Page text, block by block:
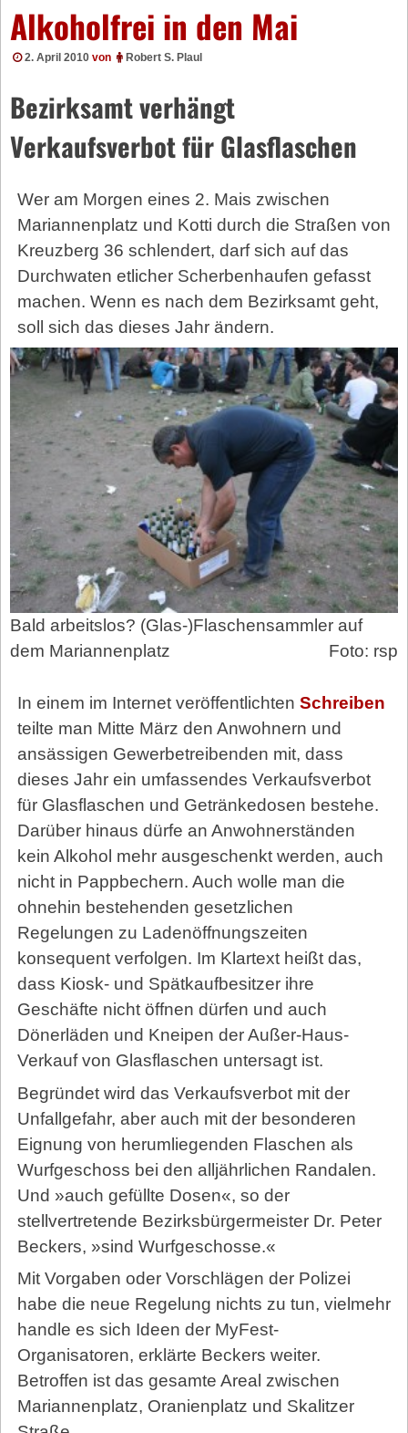
Alkoholfrei in den Mai
2. April 2010 von Robert S. Plaul
Bezirksamt verhängt
Verkaufsverbot für Glasflaschen
Wer am Morgen eines 2. Mais zwischen
Mariannenplatz und Kotti durch die Straßen von
Kreuzberg 36 schlendert, darf sich auf das
Durchwaten etlicher Scherbenhaufen gefasst
machen. Wenn es nach dem Bezirksamt geht,
soll sich das dieses Jahr ändern.
Bald arbeitslos? (Glas-)Flaschensammler auf
dem Mariannenplatz
Foto: rsp
In einem im Internet veröffentlichten Schreiben
teilte man Mitte März den Anwohnern und
ansässigen Gewerbetreibenden mit, dass
dieses Jahr ein umfassendes Verkaufsverbot
für Glasflaschen und Getränkedosen bestehe.
Darüber hinaus dürfe an Anwohnerständen
kein Alkohol mehr ausgeschenkt werden, auch
nicht in Pappbechern. Auch wolle man die
ohnehin bestehenden gesetzlichen
Regelungen zu Ladenöffnungszeiten
konsequent verfolgen. Im Klartext heißt das,
dass Kiosk- und Spätkaufbesitzer ihre
Geschäfte nicht öffnen dürfen und auch
Dönerläden und Kneipen der Außer-Haus-
Verkauf von Glasflaschen untersagt ist.
Begründet wird das Verkaufsverbot mit der
Unfallgefahr, aber auch mit der besonderen
Eignung von herumliegenden Flaschen als
Wurfgeschoss bei den alljährlichen Randalen.
Und »auch gefüllte Dosen«, so der
stellvertretende Bezirksbürgermeister Dr. Peter
Beckers, »sind Wurfgeschosse.«
Mit Vorgaben oder Vorschlägen der Polizei
habe die neue Regelung nichts zu tun, vielmehr
handle es sich Ideen der MyFest-
Organisatoren, erklärte Beckers weiter.
Betroffen ist das gesamte Areal zwischen
Mariannenplatz, Oranienplatz und Skalitzer